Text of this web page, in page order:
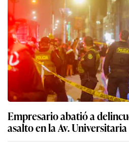
Empresario abatió a
asalto en la Av. Universitaria